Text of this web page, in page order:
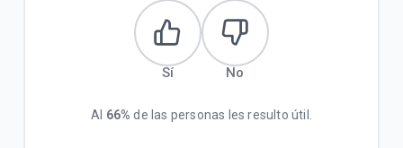
Sí No
Al 66% de las personas les resulto útil.